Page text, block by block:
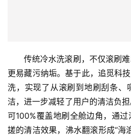
传统冷水洗滚刷，不仅滚刷
更易藏污纳垢。基于此，追觅科
洗，实现了从滚刷到地刷刮条、
洁，进一步减轻了用户的清洁负担
可100%覆盖地刷全舱边角，通
搓的清洁效果，沸水翻滚形成“海